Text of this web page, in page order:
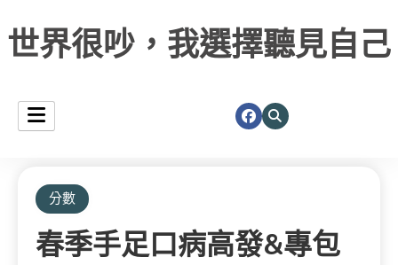
世界很吵，我選擇聽見自己
分數
春季手足口病高發&專包